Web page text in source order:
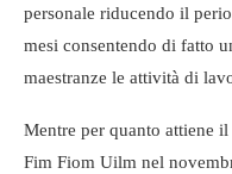
personale riducendo il
mesi consentendo di fatto
maestranze le attività di
Mentre per quanto attiene
Fim Fiom Uilm nel